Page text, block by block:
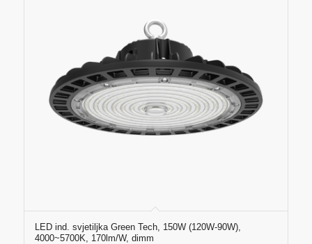
LED ind. svjetiljka Green Tech, 150W (120W-90W),
4000~5700K, 170lm/W, dimm